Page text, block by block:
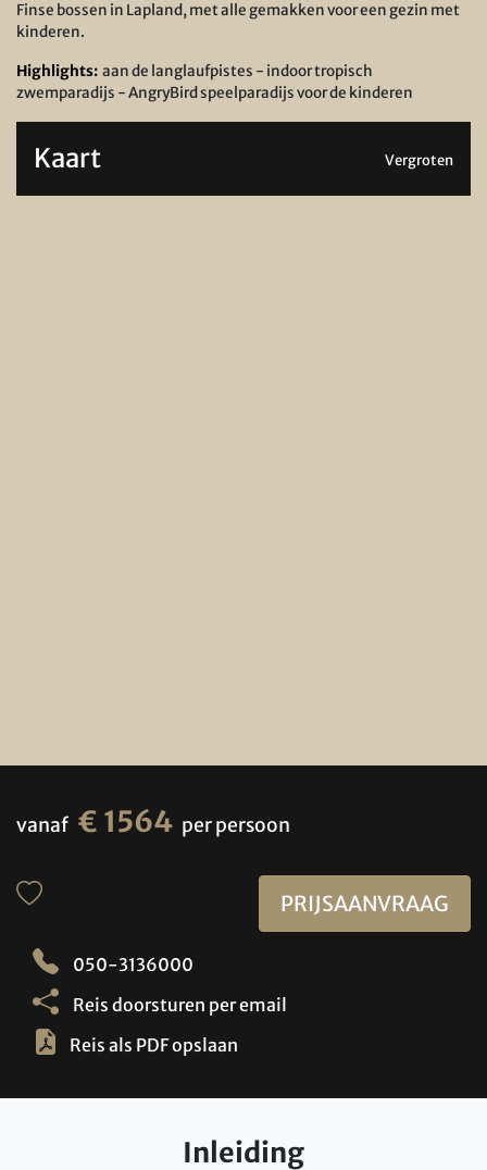
Finse bossen in Lapland, met alle gemakken voor een gezin met
kinderen.
Highlights: aan de langlaufpistes - indoor tropisch
zwemparadijs - AngryBird speelparadijs voor de kinderen
Kaart Vergroten
vanaf € 1564 per persoon
PRIJSAANVRAAG
050-3136000
Reis doorsturen per email
Reis als PDF opslaan
Inleiding